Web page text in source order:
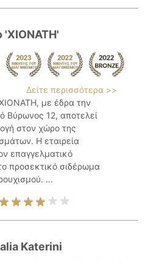
'ΧΙΟΝΑΤΗ'
Δείτε περισσότερα >>
με έδρα την
Βύρωνος 12, αποτελεί
στον χώρο της
Η εταιρεία
επαγγελματικό
προσεκτικό σιδέρωμα
...
Katerini